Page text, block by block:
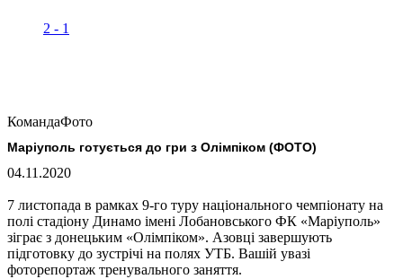
2 - 1
КомандаФото
Маріуполь готується до гри з Олімпіком (ФОТО)
04.11.2020
7 листопада в рамках 9-го туру національного чемпіонату на
полі стадіону Динамо імені Лобановського ФК «Маріуполь»
зіграє з донецьким «Олімпіком». Азовці завершують
підготовку до зустрічі на полях УТБ. Вашій увазі
фоторепортаж тренувального заняття.